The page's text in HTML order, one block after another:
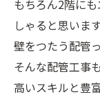
もちろん2階に
しゃると思いま
壁をつたう配管
そんな配管工事
高いスキルと豊